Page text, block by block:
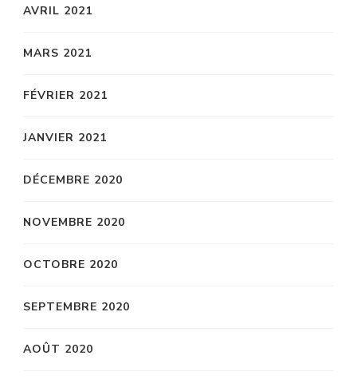
AVRIL 2021
MARS 2021
FÉVRIER 2021
JANVIER 2021
DÉCEMBRE 2020
NOVEMBRE 2020
OCTOBRE 2020
SEPTEMBRE 2020
AOÛT 2020